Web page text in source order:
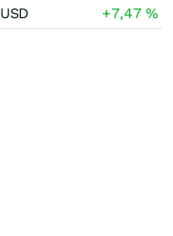
USD +7,47%